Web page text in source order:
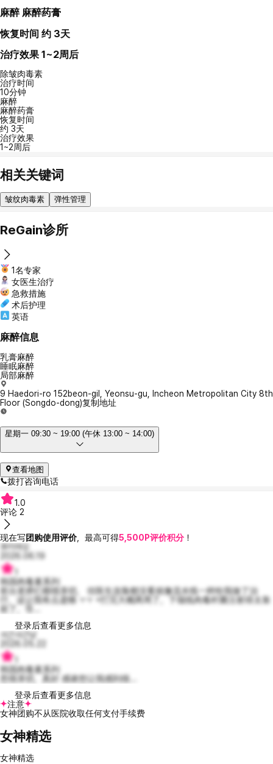
麻醉 麻醉药膏
恢复时间 约 3天
治疗效果 1~2周后
除皱肉毒素
治疗时间
10分钟
麻醉
麻醉药膏
恢复时间
约 3天
治疗效果
1~2周后
相关关键词
皱纹肉毒素 弹性管理
ReGain诊所
1名专家
女医生治疗
急救措施
术后护理
英语
麻醉信息
乳膏麻醉
睡眠麻醉
局部麻醉
9 Haedori-ro 152beon-gil, Yeonsu-gu, Incheon Metropolitan City 8th
Floor (Songdo-dong)复制地址
星期一 09:30 ~ 19:00 (午休 13:00 ~ 14:00)
查看地图
拨打咨询电话
1.0
评论 2
现在写团购使用评价，最高可得5,500P评价积分 ！
큐키여오
2026.06.19
韩国肉毒素系列
前台老师们都很亲切， 但医生连脸都没看就像流水线一样给我做了治
疗，这让我有点遗憾 ㅜㅜ +打完大概两周了，下颌线肉毒杆菌注射得太靠
前了，导...
登录后查看更多信息
사근사근낭
2026.05.22
韩国肉毒素系列
您很亲切，真好 感谢您让我感到很...
登录后查看更多信息
注意
女神团购不从医院收取任何支付手续费
女神精选
女神精选